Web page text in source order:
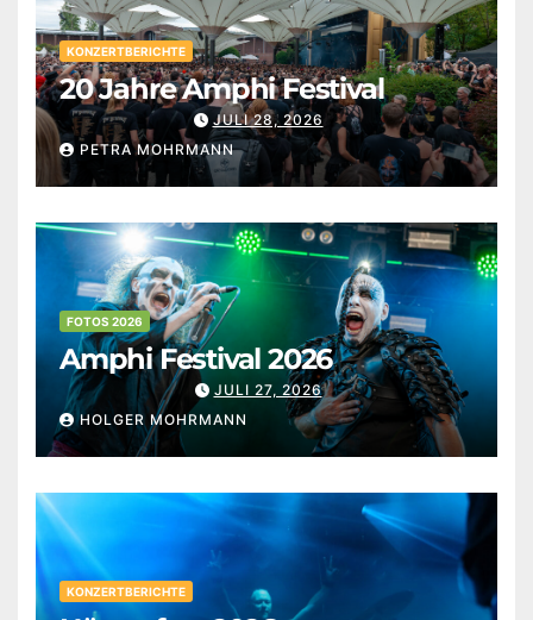
KONZERTBERICHTE
20 Jahre Amphi Festival
JULI 28, 2026
PETRA MOHRMANN
FOTOS 2026
Amphi Festival 2026
JULI 27, 2026
HOLGER MOHRMANN
KONZERTBERICHTE